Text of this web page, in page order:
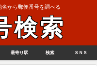
から郵便番号を調べる
検索
最寄り駅 検索 ＳＮＳ